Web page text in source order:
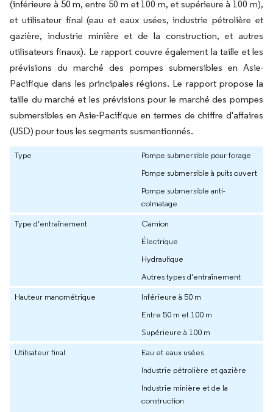
(inférieure à 50 m, entre 50 m et 100 m, et supérieure à 100 m),
et utilisateur final (eau et eaux usées, industrie pétrolière et
gazière, industrie minière et de la construction, et autres
utilisateurs finaux). Le rapport couvre également la taille et les
prévisions du marché des pompes submersibles en Asie-
Pacifique dans les principales régions. Le rapport propose la
taille du marché et les prévisions pour le marché des pompes
submersibles en Asie-Pacifique en termes de chiffre d'affaires
(USD) pour tous les segments susmentionnés.
Type
Pompe submersible pour forage
Pompe submersible à puits ouvert
Pompe submersible anti-
colmatage
Type d'entraînement
Camion
Électrique
Hydraulique
Autres types d'entraînement
Hauteur manométrique
Inférieure à 50 m
Entre 50 m et 100 m
Supérieure à 100 m
Utilisateur final
Eau et eaux usées
Industrie pétrolière et gazière
Industrie minière et de la
construction